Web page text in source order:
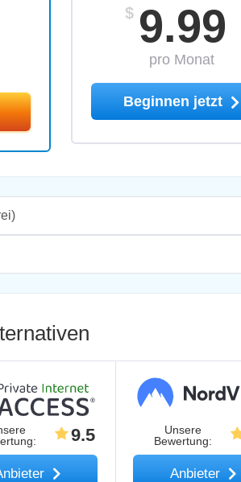
$ 9.99
pro Monat
Beginnen jetzt
: 9.5
Unsere
Bewertung:
Anbieter